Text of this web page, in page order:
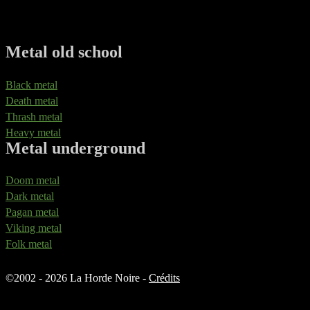
Metal old school
Black metal
Death metal
Thrash metal
Heavy metal
Metal underground
Doom metal
Dark metal
Pagan metal
Viking metal
Folk metal
©2002 - 2026 La Horde Noire - Crédits